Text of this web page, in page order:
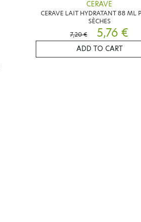
CERAVE
CERAVE LAIT HYDRATANT 88 ML
SÈCHES
7,20 €
5,76 €
ADD TO CART